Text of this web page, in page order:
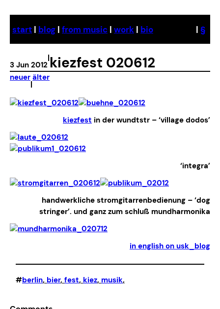
content
start | blog | from music | work | bio | §
3 Jun 2012
|kiezfest 020612
neuer
|
älter
kiezfest in der wundtstr – ‘village dodos’
‘integra’
handwerkliche stromgitarrenbedienung – ‘dog
stringer’. und ganz zum schluß mundharmonika
in english on usk_blog
#berlin, bier, fest, kiez, musik,